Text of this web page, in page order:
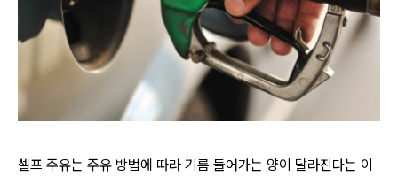
셀프 주유는 주유 방법에 따라 기름 들어가는 양이 달라진다는 이